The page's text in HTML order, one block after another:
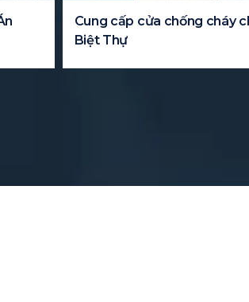
Cung cấp cửa chống cháy
Biệt Thự